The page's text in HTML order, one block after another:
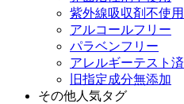
紫外線吸収剤不使用
アルコールフリー
パラベンフリー
アレルギーテスト済
旧指定成分無添加
その他人気タグ